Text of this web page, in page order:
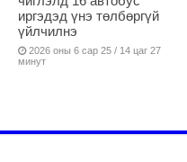
иргэдэд үнэ төлбөргүй
үйлчилнэ
2026 оны 6 сар 25 / 14 цаг 27
минут